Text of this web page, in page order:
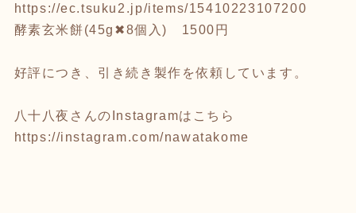
https://ec.tsuku2.jp/items/15410223107200
酵素玄米餅(45g✖8個入) 1500円
好評につき、引き続き製作を依頼しています。
八十八夜さんのInstagramはこちら
https://instagram.com/nawatakome